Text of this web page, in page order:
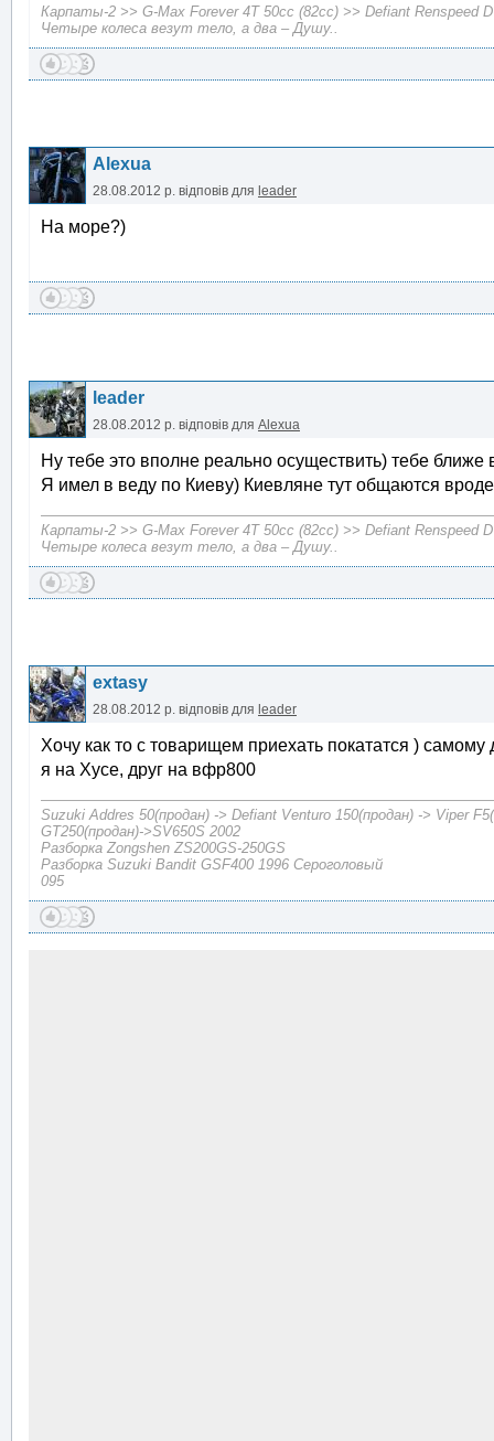
Карпаты-2 >> G-Max Forever 4T 50cc (82cc) >> Defiant Renspeed
Четыре колеса везут тело, а два – Душу..
Alexua
28.08.2012 р. відповів для leader
На море?)
leader
28.08.2012 р. відповів для Alexua
Ну тебе это вполне реально осуществить) тебе ближе
Я имел в веду по Киеву) Киевляне тут общаются
Карпаты-2 >> G-Max Forever 4T 50cc (82cc) >> Defiant Renspeed
Четыре колеса везут тело, а два – Душу..
extasy
28.08.2012 р. відповів для leader
Хочу как то с товарищем приехать покататся )
я на Хусе, друг на вфр800
Suzuki Addres 50(продан) -> Defiant Venturo 150(продан) -> Viper
GT250(продан)->SV650S 2002
Разборка Zongshen ZS200GS-250GS
Разборка Suzuki Bandit GSF400 1996 Сероголовый
095